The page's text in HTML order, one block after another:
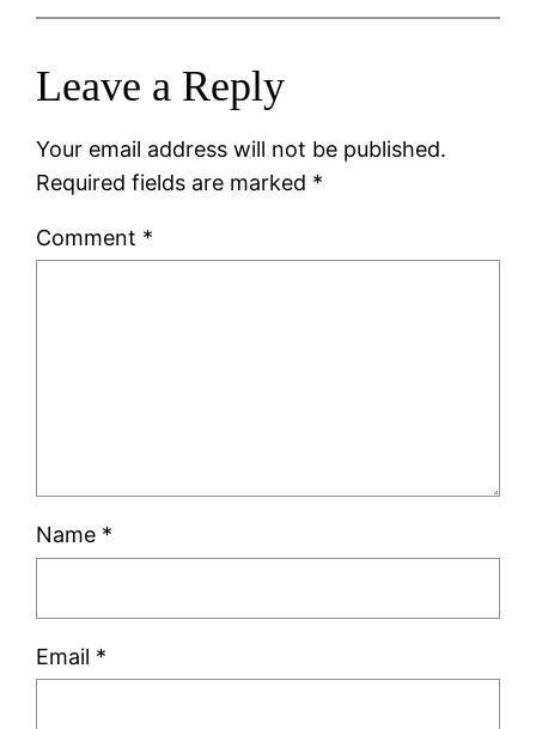
Leave a Reply
Your email address will not be published.
Required fields are marked *
Comment *
Name *
Email *